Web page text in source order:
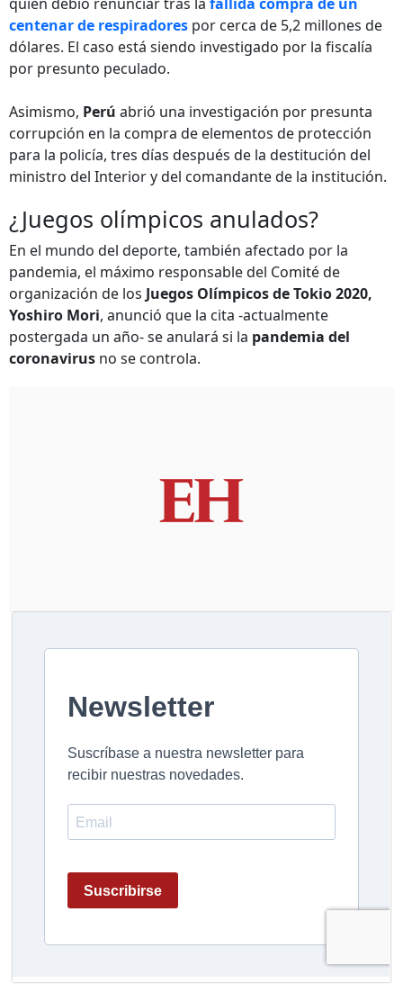
centenar de respiradores por cerca de 5,2 millones de
dólares. El caso está siendo investigado por la fiscalía
por presunto peculado.
Asimismo, Perú abrió una investigación por presunta
corrupción en la compra de elementos de protección
para la policía, tres días después de la destitución del
ministro del Interior y del comandante de la institución.
¿Juegos olímpicos anulados?
En el mundo del deporte, también afectado por la
pandemia, el máximo responsable del Comité de
organización de los Juegos Olímpicos de Tokio 2020,
Yoshiro Mori, anunció que la cita -actualmente
postergada un año- se anulará si la pandemia del
coronavirus no se controla.